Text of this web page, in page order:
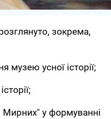
зокрема,
усної історії;
у формуванні